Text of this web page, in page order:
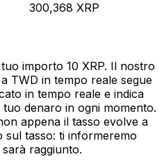
300,368 XRP
importo 10 XRP. Il nostro
TWD in tempo reale segue
in tempo reale e indica
denaro in ogni momento.
appena il tasso evolve a
tasso: ti informeremo
raggiunto.